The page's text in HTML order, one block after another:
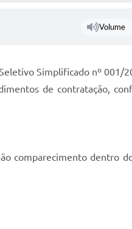
Volume
Simplificado nº 001/
de contratação,
comparecimento dentro